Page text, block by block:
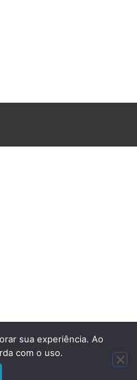
sua experiência. Ao
com o uso.